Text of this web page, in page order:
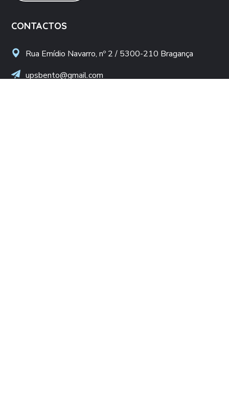
CONTACTOS
Rua Emídio Navarro, nº 2 / 5300-210 Bragança
upsbento@gmail.com